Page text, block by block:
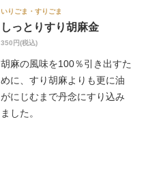
いりごま・すりごま
しっとりすり胡麻金
350円(税込)
胡麻の風味を100％引き出すた
めに、すり胡麻よりも更に油
がにじむまで丹念にすり込み
ました。